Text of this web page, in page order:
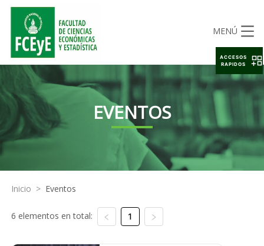
MENÚ
EVENTOS
Inicio > Eventos
6 elementos en total: 1
ACCESOS
RAPIDOS